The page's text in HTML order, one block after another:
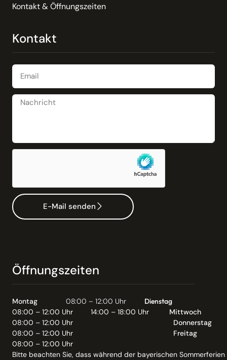
Kontakt & Öffnungszeiten
Kontakt
E-Mail senden
Öffnungszeiten
Montag 08:00 – 12:00 Uhr
Dienstag
08:00 – 12:00 Uhr
14:00 – 18:00 Uhr
Mittwoch
08:00 – 12:00 Uhr
Donnerstag
08:00 – 12:00 Uhr
Freitag
08:00 – 12:00 Uhr
Bitte beachten Sie, dass während der bayerischen Sommerferien